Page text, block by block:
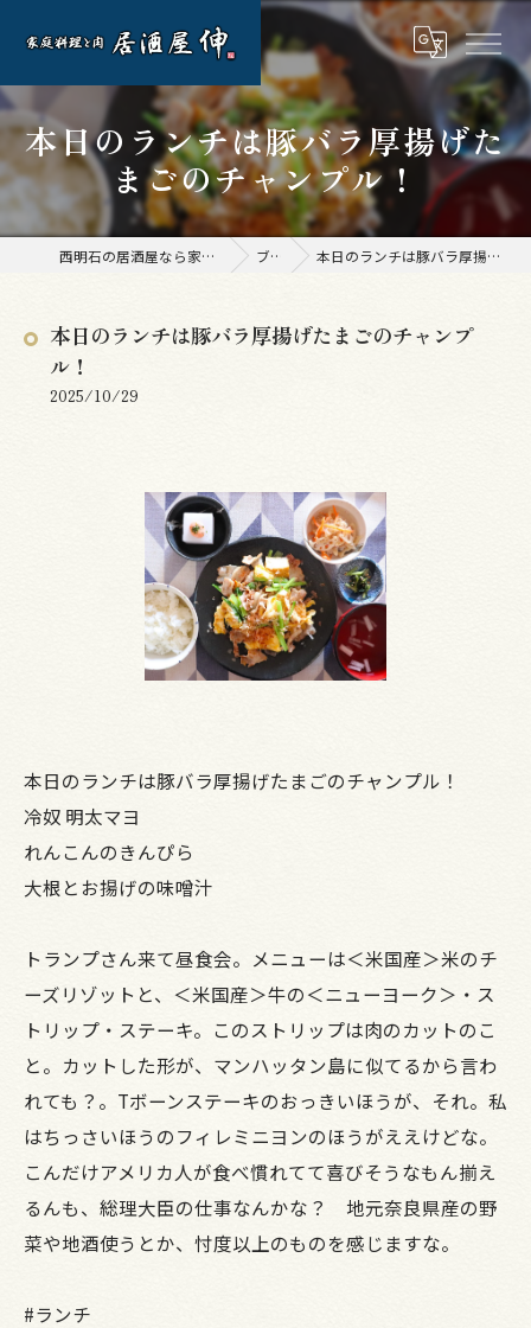
本日のランチは豚バラ厚揚げた
まごのチャンプル！
西明石の居酒屋なら家庭料理と肉 居酒屋 伸 ブログ 本日のランチは豚バラ厚揚げたまごのチャンプル！
本日のランチは豚バラ厚揚げたまごのチャンプ
ル！
2025/10/29
本日のランチは豚バラ厚揚げたまごのチャンプル！
冷奴 明太マヨ
れんこんのきんぴら
大根とお揚げの味噌汁
トランプさん来て昼食会。メニューは＜米国産＞米のチ
ーズリゾットと、＜米国産＞牛の＜ニューヨーク＞・ス
トリップ・ステーキ。このストリップは肉のカットのこ
と。カットした形が、マンハッタン島に似てるから言わ
れても？。Tボーンステーキのおっきいほうが、それ。私
はちっさいほうのフィレミニヨンのほうがええけどな。
こんだけアメリカ人が食べ慣れてて喜びそうなもん揃え
るんも、総理大臣の仕事なんかな？ 地元奈良県産の野
菜や地酒使うとか、忖度以上のものを感じますな。
#ランチ